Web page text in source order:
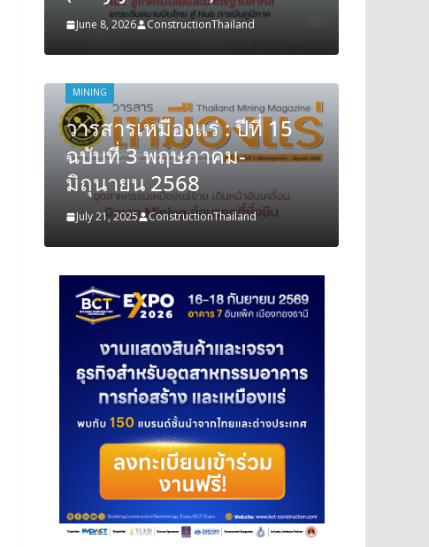
June 8, 2026 ConstructionThailand
MINING
วารสารเหมืองแร่ : ปีที่ 15
ฉบับที่ 3 พฤษภาคม-
มิถุนายน 2568
July 21, 2025 ConstructionThailand